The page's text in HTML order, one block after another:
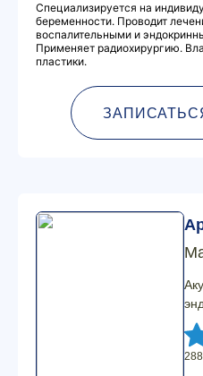
Специализируется на
беременности. Проводит
воспалительными и
Применяет радиохирургию.
пластики.